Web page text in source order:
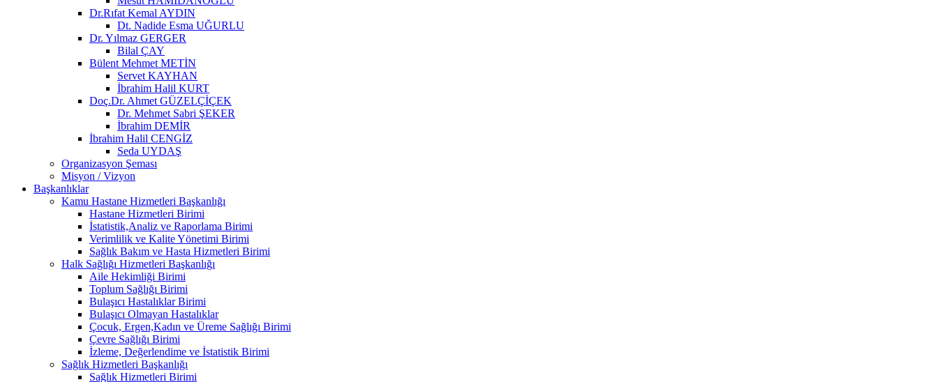
Dr.Rıfat Kemal AYDIN
Dt. Nadide Esma UĞURLU
Dr. Yılmaz GERGER
Bilal ÇAY
Bülent Mehmet METİN
Servet KAYHAN
İbrahim Halil KURT
Doç.Dr. Ahmet GÜZELÇİÇEK
Dr. Mehmet Sabri ŞEKER
İbrahim DEMİR
İbrahim Halil CENGİZ
Seda UYDAŞ
Organizasyon Şeması
Misyon / Vizyon
Başkanlıklar
Kamu Hastane Hizmetleri Başkanlığı
Hastane Hizmetleri Birimi
İstatistik,Analiz ve Raporlama Birimi
Verimlilik ve Kalite Yönetimi Birimi
Sağlık Bakım ve Hasta Hizmetleri Birimi
Halk Sağlığı Hizmetleri Başkanlığı
Aile Hekimliği Birimi
Toplum Sağlığı Birimi
Bulaşıcı Hastalıklar Birimi
Bulaşıcı Olmayan Hastalıklar
Çocuk, Ergen,Kadın ve Üreme Sağlığı Birimi
Çevre Sağlığı Birimi
İzleme, Değerlendime ve İstatistik Birimi
Sağlık Hizmetleri Başkanlığı
Sağlık Hizmetleri Birimi